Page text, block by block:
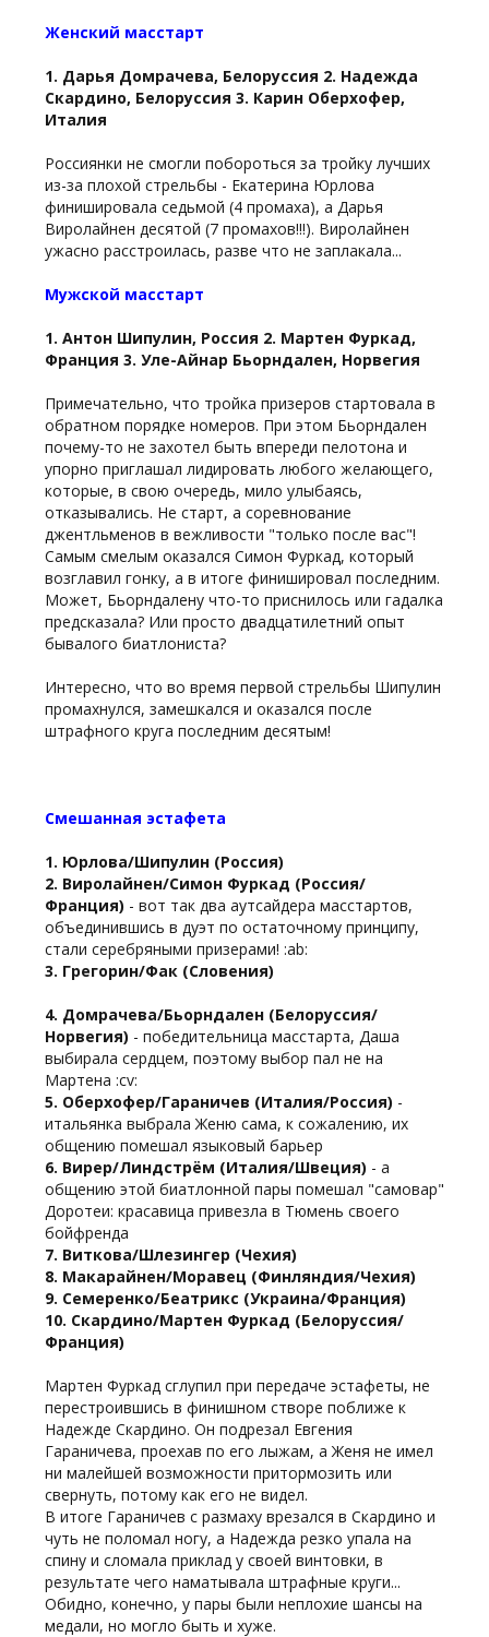
Женский масстарт
1. Дарья Домрачева, Белоруссия 2. Надежда
Скардино, Белоруссия 3. Карин Оберхофер,
Италия
Россиянки не смогли побороться за тройку лучших
из-за плохой стрельбы - Екатерина Юрлова
финишировала седьмой (4 промаха), а Дарья
Виролайнен десятой (7 промахов!!!). Виролайнен
ужасно расстроилась, разве что не заплакала...
Мужской масстарт
1. Антон Шипулин, Россия 2. Мартен Фуркад,
Франция 3. Уле-Айнар Бьорндален, Норвегия
Примечательно, что тройка призеров стартовала в
обратном порядке номеров. При этом Бьорндален
почему-то не захотел быть впереди пелотона и
упорно приглашал лидировать любого желающего,
которые, в свою очередь, мило улыбаясь,
отказывались. Не старт, а соревнование
джентльменов в вежливости "только после вас"!
Самым смелым оказался Симон Фуркад, который
возглавил гонку, а в итоге финишировал последним.
Может, Бьорндалену что-то приснилось или гадалка
предсказала? Или просто двадцатилетний опыт
бывалого биатлониста?
Интересно, что во время первой стрельбы Шипулин
промахнулся, замешкался и оказался после
штрафного круга последним десятым!
Смешанная эстафета
1. Юрлова/Шипулин (Россия)
2. Виролайнен/Симон Фуркад (Россия/
Франция) - вот так два аутсайдера масстартов,
объединившись в дуэт по остаточному принципу,
стали серебряными призерами! :ab:
3. Грегорин/Фак (Словения)
4. Домрачева/Бьорндален (Белоруссия/
Норвегия) - победительница масстарта, Даша
выбирала сердцем, поэтому выбор пал не на
Мартена :cv:
5. Оберхофер/Гараничев (Италия/Россия) -
итальянка выбрала Женю сама, к сожалению, их
общению помешал языковый барьер
6. Вирер/Линдстрём (Италия/Швеция) - а
общению этой биатлонной пары помешал "самовар"
Доротеи: красавица привезла в Тюмень своего
бойфренда
7. Виткова/Шлезингер (Чехия)
8. Макарайнен/Моравец (Финляндия/Чехия)
9. Семеренко/Беатрикс (Украина/Франция)
10. Скардино/Мартен Фуркад (Белоруссия/
Франция)
Мартен Фуркад сглупил при передаче эстафеты, не
перестроившись в финишном створе поближе к
Надежде Скардино. Он подрезал Евгения
Гараничева, проехав по его лыжам, а Женя не имел
ни малейшей возможности притормозить или
свернуть, потому как его не видел.
В итоге Гараничев с размаху врезался в Скардино и
чуть не поломал ногу, а Надежда резко упала на
спину и сломала приклад у своей винтовки, в
результате чего наматывала штрафные круги...
Обидно, конечно, у пары были неплохие шансы на
медали, но могло быть и хуже.